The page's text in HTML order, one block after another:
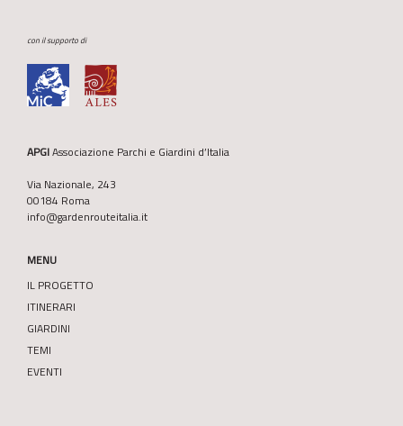
con il supporto di
APGIAssociazione Parchi e Giardini d’Italia
Via Nazionale, 243
00184 Roma
info@gardenrouteitalia.it
MENU
IL PROGETTO
ITINERARI
GIARDINI
TEMI
EVENTI